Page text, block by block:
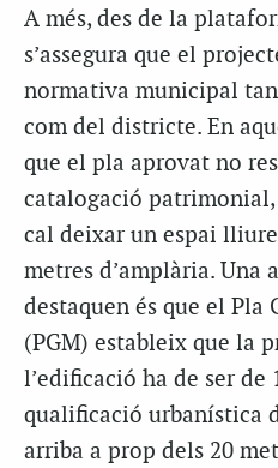
A més, des de la
s’assegura que el
normativa municipal
com del districte. En
que el pla aprovat no
catalogació patrimonial,
cal deixar un espai
metres d’amplària.
destaquen és que el
(PGM) estableix que la
l’edificació ha de ser de
qualificació urbanística
arriba a prop dels 20